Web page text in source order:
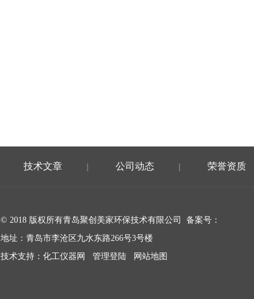
技术文章 | 公司动态 | 荣誉资质
© 2018 版权所有青岛聚创美家环保技术有限公司 备案号：
地址：青岛市李沧区九水东路266号3号楼
技术支持： 化工仪器网 管理登陆 网站地图